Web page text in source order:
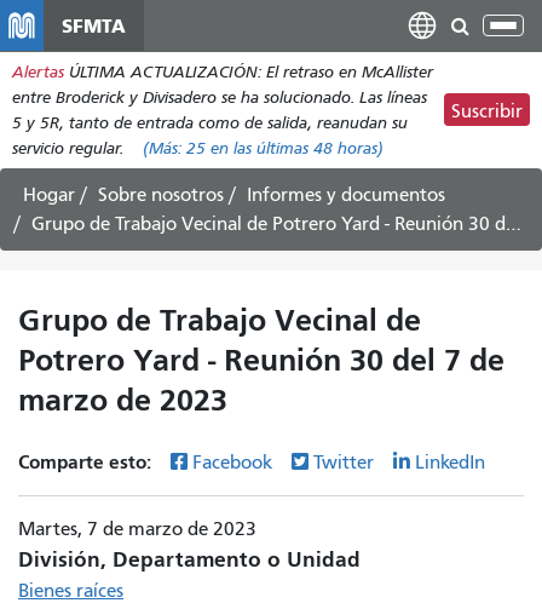
contenido
principal
SFMTA
Alertas ÚLTIMA ACTUALIZACIÓN: El retraso en McAllister
entre Broderick y Divisadero se ha solucionado. Las líneas
5 y 5R, tanto de entrada como de salida, reanudan su
servicio regular.
(Más: 25 en las últimas 48 horas)
Suscribir
Hogar Sobre nosotros
Informes y documentos
Grupo de Trabajo Vecinal de Potrero Yard - Reunión 30 del 7 de marzo de 2023
Grupo de Trabajo Vecinal de
Potrero Yard - Reunión 30 del 7 de
marzo de 2023
Comparte esto: Facebook Twitter LinkedIn
Martes, 7 de marzo de 2023
División, Departamento o Unidad
Bienes raíces